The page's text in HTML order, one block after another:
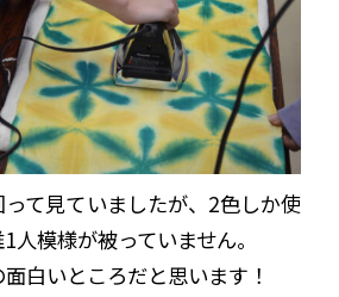
て見ていましたが、2色しか使
人模様が被っていません。
白いところだと思います！